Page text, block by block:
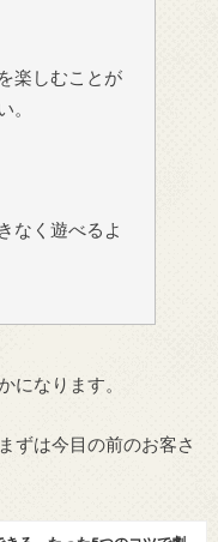
楽しむことが
。
なく遊べるよ
になります。
ずは今目の前のお客さ